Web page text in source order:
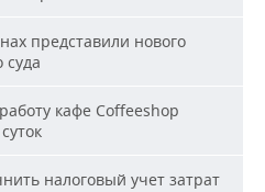
представили нового
суда
кафе Coffeeshop
налоговый учет затрат